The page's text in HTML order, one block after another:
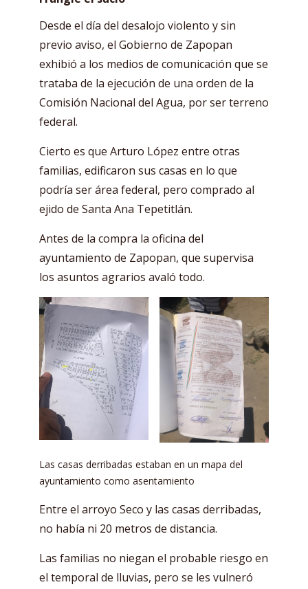
Desde el día del desalojo violento y sin
previo aviso, el Gobierno de Zapopan
exhibió a los medios de comunicación que se
trataba de la ejecución de una orden de la
Comisión Nacional del Agua, por ser terreno
federal.
Cierto es que Arturo López entre otras
familias, edificaron sus casas en lo que
podría ser área federal, pero comprado al
ejido de Santa Ana Tepetitlán.
Antes de la compra la oficina del
ayuntamiento de Zapopan, que supervisa
los asuntos agrarios avaló todo.
Las casas derribadas estaban en un mapa del
ayuntamiento como asentamiento
Entre el arroyo Seco y las casas derribadas,
no había ni 20 metros de distancia.
Las familias no niegan el probable riesgo en
el temporal de lluvias, pero se les vulneró